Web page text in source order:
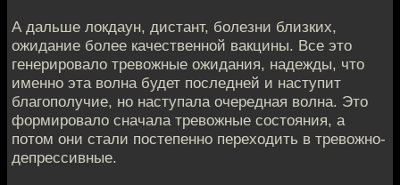
А дальше локдаун, дистант, болезни близких,
ожидание более качественной вакцины. Все это
генерировало тревожные ожидания, надежды, что
именно эта волна будет последней и наступит
благополучие, но наступала очередная волна. Это
формировало сначала тревожные состояния, а
потом они стали постепенно переходить в тревожно-
депрессивные.